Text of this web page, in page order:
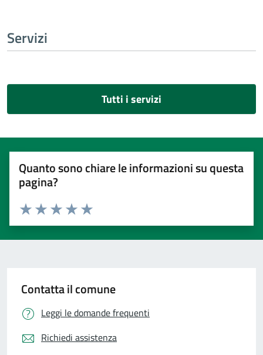
Servizi
Tutti i servizi
Quanto sono chiare le informazioni su questa
pagina?
Valuta 5 stelle su 5
Valuta 4 stelle su 5
Valuta 3 stelle su 5
Valuta 2 stelle su 5
Valuta 1 stelle su 5
Contatta il comune
Leggi le domande frequenti
Richiedi assistenza